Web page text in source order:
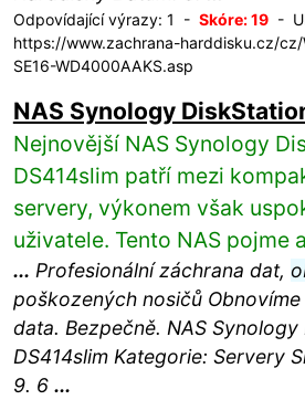
Odpovídající výrazy: 1 - Skóre: 19-
https://www.zachrana-harddisku.cz/
SE16-WD4000AAKS.asp
NAS Synology
Nejnovější NAS Synology
DS414slim patří mezi
servery, výkonem však
uživatele. Tento NAS pojme
... Profesionální záchrana dat,
poškozených nosičů
data. Bezpečně. NAS Synology
DS414slim Kategorie: Servery
9. 6 ...